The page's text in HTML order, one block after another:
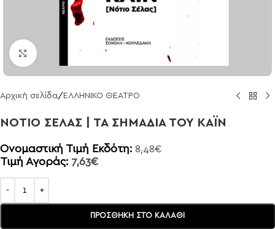
Click to enlarge
Αρχική σελίδα/ ΕΛΛΗΝΙΚΟ ΘΕΑΤΡΟ
ΝΟΤΙΟ ΣΕΛΑΣ | ΤΑ ΣΗΜΑΔΙΑ ΤΟΥ ΚΑΪΝ
Ονομαστική Τιμή Εκδότη: 8,48€
Τιμή Αγοράς: 7,63€
ΠΡΟΣΘΉΚΗ ΣΤΟ ΚΑΛΆΘΙ